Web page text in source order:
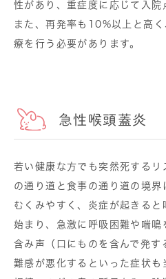
性があり、重症度に応じて入院
また、再発率も10%以上と高
療を行う必要があります。
急性喉頭蓋炎
若い健康な方でも突然死するリ
の通り道と食事の通り道の境界
むくみやすく、炎症が起きると
始まり、急激に呼吸困難や喘鳴
含み声（口にものを含んで発す
難感が悪化するといった症状も